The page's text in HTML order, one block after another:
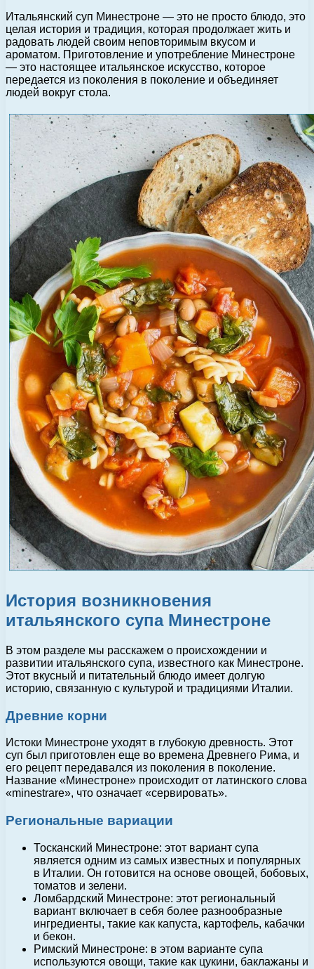
Итальянский суп Минестроне — это не просто блюдо, это
целая история и традиция, которая продолжает жить и
радовать людей своим неповторимым вкусом и
ароматом. Приготовление и употребление Минестроне
— это настоящее итальянское искусство, которое
передается из поколения в поколение и объединяет
людей вокруг стола.
История возникновения
итальянского супа Минестроне
В этом разделе мы расскажем о происхождении и
развитии итальянского супа, известного как Минестроне.
Этот вкусный и питательный блюдо имеет долгую
историю, связанную с культурой и традициями Италии.
Древние корни
Истоки Минестроне уходят в глубокую древность. Этот
суп был приготовлен еще во времена Древнего Рима, и
его рецепт передавался из поколения в поколение.
Название «Минестроне» происходит от латинского слова
«minestrare», что означает «сервировать».
Региональные вариации
Тосканский Минестроне: этот вариант супа
является одним из самых известных и популярных
в Италии. Он готовится на основе овощей, бобовых,
томатов и зелени.
Ломбардский Минестроне: этот региональный
вариант включает в себя более разнообразные
ингредиенты, такие как капуста, картофель, кабачки
и бекон.
Римский Минестроне: в этом варианте супа
используются овощи, такие как цукини, баклажаны и